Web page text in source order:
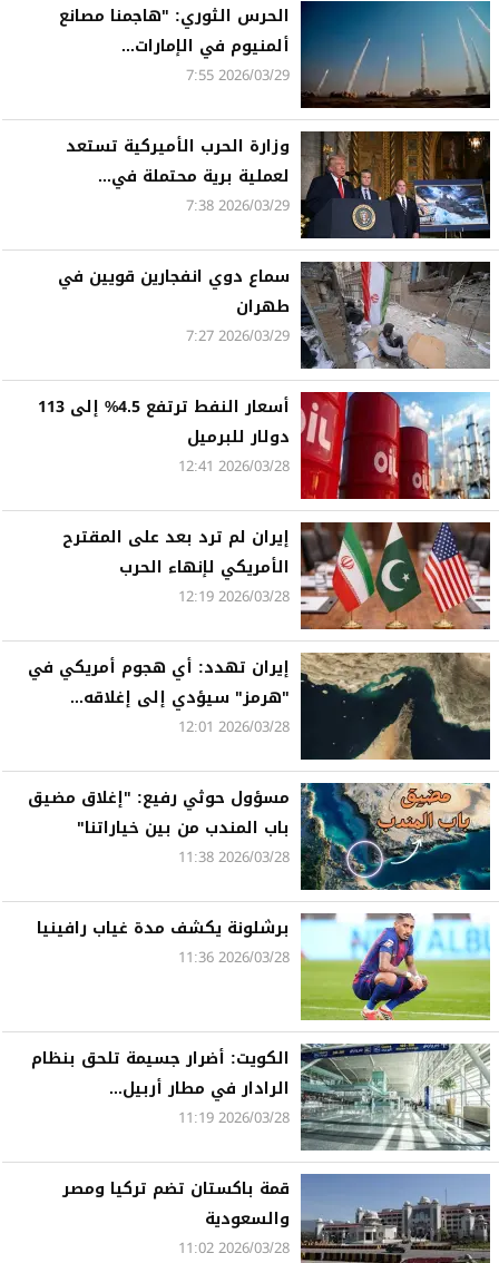
الحرس الثوري: "هاجمنا مصانع
ألمنيوم في الإمارات...
2026/03/29 7:55
وزارة الحرب الأميركية تستعد
لعملية برية محتملة في...
2026/03/29 7:38
سماع دوي انفجارين قويين في
طهران
2026/03/29 7:27
أسعار النفط ترتفع 4.5% إلى 113
دولار للبرميل
2026/03/28 12:41
إيران لم ترد بعد على المقترح
الأمريكي لإنهاء الحرب
2026/03/28 12:19
إيران تهدد: أي هجوم أمريكي في
"هرمز" سيؤدي إلى إغلاقه...
2026/03/28 12:01
مسؤول حوثي رفيع: "إغلاق مضيق
باب المندب من بين خياراتنا"
2026/03/28 11:38
برشلونة يكشف مدة غياب رافينيا
2026/03/28 11:36
الكويت: أضرار جسيمة تلحق بنظام
الرادار في مطار أربيل...
2026/03/28 11:19
قمة باكستان تضم تركيا ومصر
والسعودية
2026/03/28 11:02